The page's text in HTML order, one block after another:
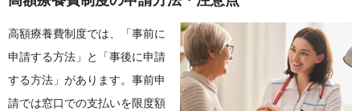
高額療養費制度では、「事前に
申請する方法」と「事後に申請
する方法」があります。事前申
請では窓口での支払いを限度額